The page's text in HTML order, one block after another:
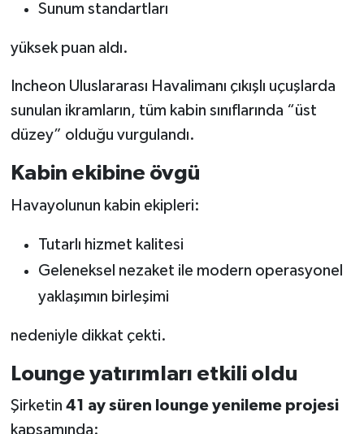
Sunum standartları
yüksek puan aldı.
Incheon Uluslararası Havalimanı çıkışlı uçuşlarda
sunulan ikramların, tüm kabin sınıflarında “üst
düzey” olduğu vurgulandı.
Kabin ekibine övgü
Havayolunun kabin ekipleri:
Tutarlı hizmet kalitesi
Geleneksel nezaket ile modern operasyonel
yaklaşımın birleşimi
nedeniyle dikkat çekti.
Lounge yatırımları etkili oldu
Şirketin 41 ay süren lounge yenileme projesi
kapsamında: